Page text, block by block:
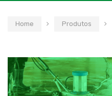
Home
Produtos